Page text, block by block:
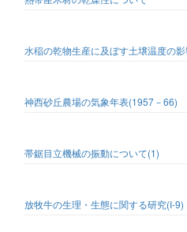
水稲の乾物生産に及ぼす土壌温度の
神西砂丘農場の気象年表(1957－66)
帯鋸目立機械の振動について(1)
放牧牛の生理・生態に関する研究(I-